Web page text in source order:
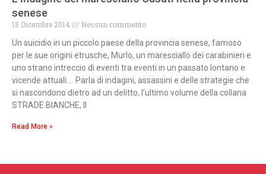
senese
15 Dicembre 2014
Nessun commento
Un suicidio in un piccolo paese della provincia senese, famoso
per le sue origini etrusche, Murlo, un maresciallo dei carabinieri e
uno strano intreccio di eventi tra eventi in un passato lontano e
vicende attuali…. Parla di indagini, assassini e delle strategie che
si nascondono dietro ad un delitto, l’ultimo volume della collana
STRADE BIANCHE, Il
Read More »